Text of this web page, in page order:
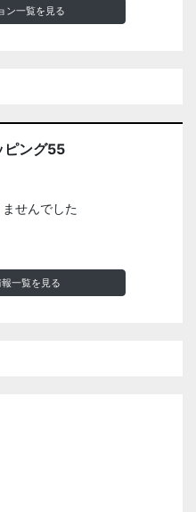
ン一覧を見る
ピング55
せんでした
一覧を見る